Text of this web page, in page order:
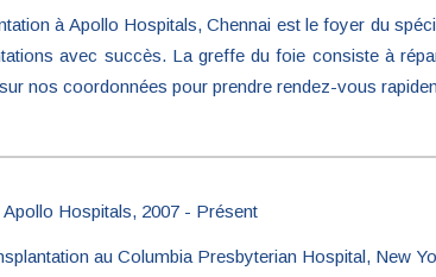
à Apollo Hospitals, Chennai est le foyer du
avec succès. La greffe du foie consiste à
nos coordonnées pour prendre rendez-vous
Hospitals, 2007 - Présent
au Columbia Presbyterian Hospital, New